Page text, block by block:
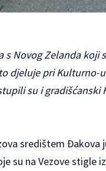
Novog Zelanda koji
djeluje pri Kulturno-
su i gradišćanski
središtem
su na Vezove stigle